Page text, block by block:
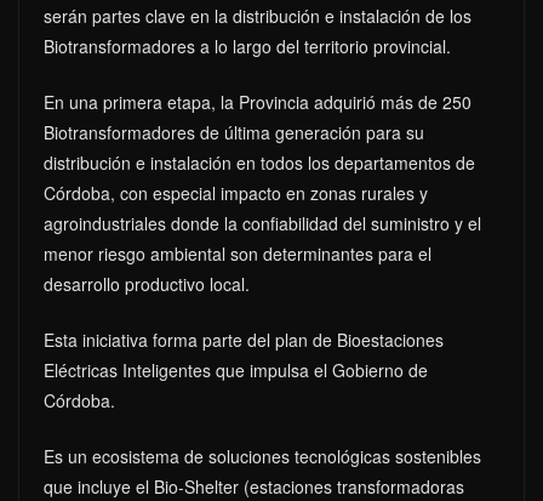
serán partes clave en la distribución e instalación de los
Biotransformadores a lo largo del territorio provincial.
En una primera etapa, la Provincia adquirió más de 250
Biotransformadores de última generación para su
distribución e instalación en todos los departamentos de
Córdoba, con especial impacto en zonas rurales y
agroindustriales donde la confiabilidad del suministro y el
menor riesgo ambiental son determinantes para el
desarrollo productivo local.
Esta iniciativa forma parte del plan de Bioestaciones
Eléctricas Inteligentes que impulsa el Gobierno de
Córdoba.
Es un ecosistema de soluciones tecnológicas sostenibles
que incluye el Bio-Shelter (estaciones transformadoras